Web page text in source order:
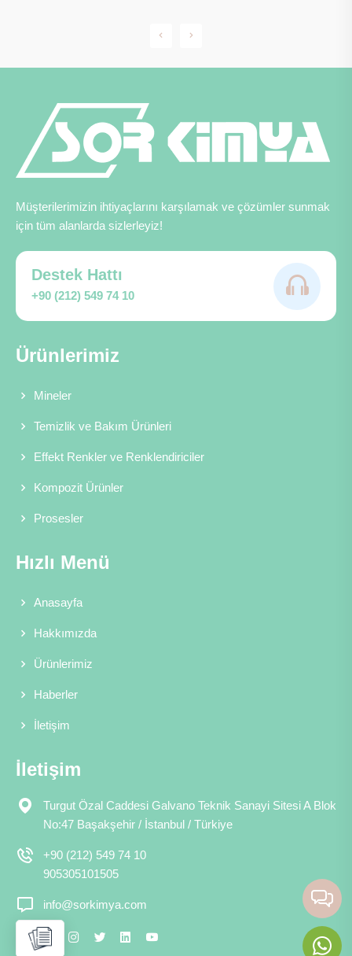
Müşterilerimizin ihtiyaçlarını karşılamak ve çözümler sunmak
için tüm alanlarda sizlerleyiz!
Destek Hattı
+90 (212) 549 74 10
Ürünlerimiz
Mineler
Temizlik ve Bakım Ürünleri
Effekt Renkler ve Renklendiriciler
Kompozit Ürünler
Prosesler
Hızlı Menü
Anasayfa
Hakkımızda
Ürünlerimiz
Haberler
İletişim
İletişim
Turgut Özal Caddesi Galvano Teknik Sanayi Sitesi A Blok
No:47 Başakşehir / İstanbul / Türkiye
+90 (212) 549 74 10
905305101505
info@sorkimya.com